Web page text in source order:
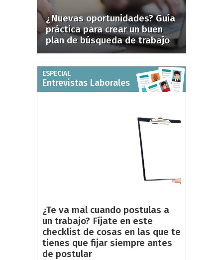
¿Nuevas oportunidades? Guía
práctica para crear un buen
plan de búsqueda de trabajo
ESPECIAL
Entrevistas Laborales
¿Te va mal cuando postulas a
un trabajo? Fíjate en este
checklist de cosas en las que te
tienes que fijar siempre antes
de postular